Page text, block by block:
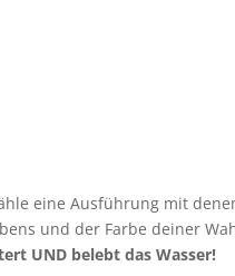
eine Ausführung mit
und der Farbe deiner
UND belebt das Wasser!